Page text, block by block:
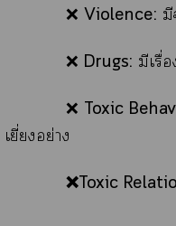
❌ Violence:
❌ Drugs: มีเรื่
❌ Toxic
เยี่ยงอย่าง
❌Toxic